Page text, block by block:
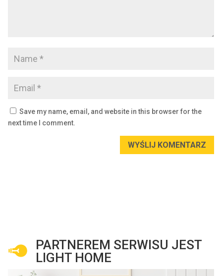
Save my name, email, and website in this browser for the
next time I comment.
WYŚLIJ KOMENTARZ
PARTNEREM SERWISU JEST
LIGHT HOME